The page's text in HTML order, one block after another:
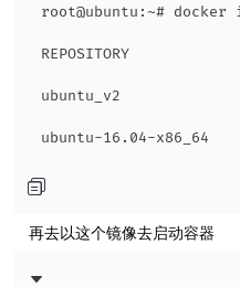
root@ubuntu:~# docker
REPOSITORY
ubuntu_v2
​ 再去以这个镜像去启动容器